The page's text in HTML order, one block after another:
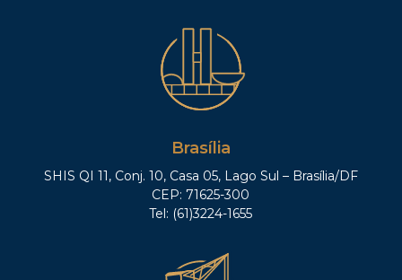
Brasília
SHIS QI 11, Conj. 10, Casa 05, Lago Sul – Brasília/DF
CEP: 71625-300
Tel: (61)3224-1655